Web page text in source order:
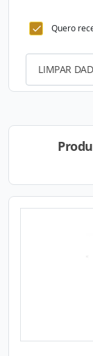
Quero
LIMPAR